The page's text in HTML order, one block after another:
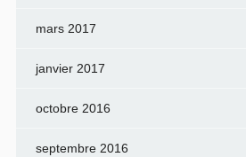
mars 2017
janvier 2017
octobre 2016
septembre 2016